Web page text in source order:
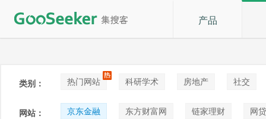
产品
类别： 热门网站 科研学术 房地产
社交
论坛贴吧
招聘 音乐
网站： 京东金融 东方财富网 链家理财 网